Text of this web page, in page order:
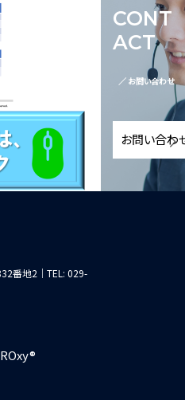
CONT
ACT
／ お問い合わせ
お問い合わ
番地2｜TEL: 029-